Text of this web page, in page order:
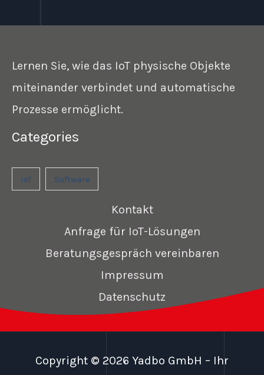
Lernen Sie, wie das IoT physische Objekte
miteinander verbindet und automatische
Prozesse ermöglicht.
Categories
IoT Software
Kontakt
Anfrage für IoT-Lösungen
Beratungsgespräch vereinbaren
Impressum
Datenschutz
Copyright © 2026 Yadbo GmbH – Ihr